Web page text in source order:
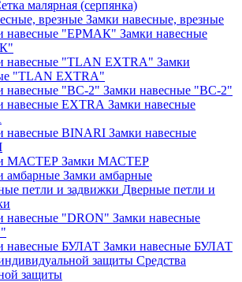
малярная (серпянка)
Замки навесные, врезные
Замки навесные
Замки
"TLAN EXTRA"
Замки навесные "ВС-2"
Замки навесные
Замки навесные
Замки МАСТЕР
Замки амбарные
Дверные петли и
Замки навесные
Замки навесные БУЛАТ
Средства
защиты